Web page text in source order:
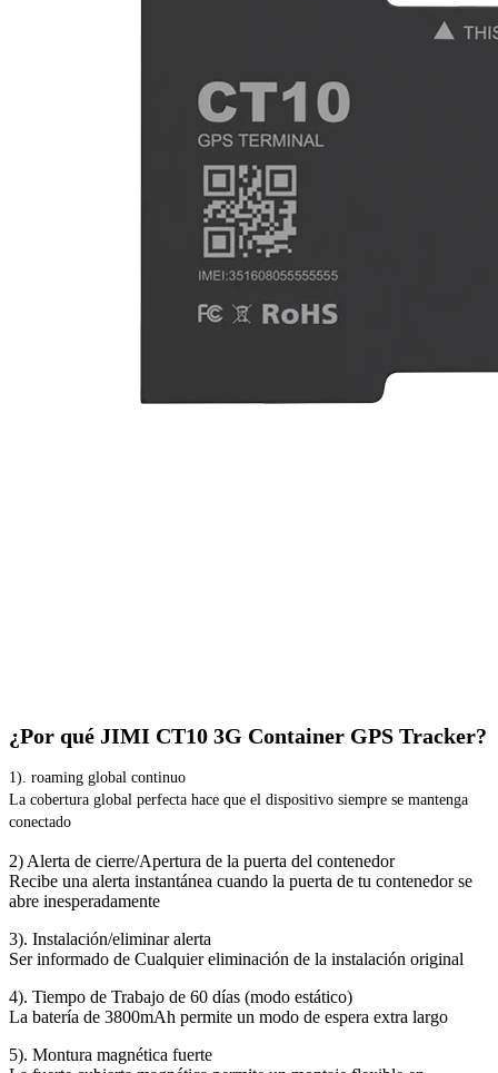
¿Por qué JIMI CT10 3G Container GPS Tracker?
1). roaming global continuo
La cobertura global perfecta hace que el dispositivo siempre se mantenga
conectado
2) Alerta de cierre/Apertura de la puerta del contenedor
Recibe una alerta instantánea cuando la puerta de tu contenedor se
abre inesperadamente
3). Instalación/eliminar alerta
Ser informado de Cualquier eliminación de la instalación original
4). Tiempo de Trabajo de 60 días (modo estático)
La batería de 3800mAh permite un modo de espera extra largo
5). Montura magnética fuerte